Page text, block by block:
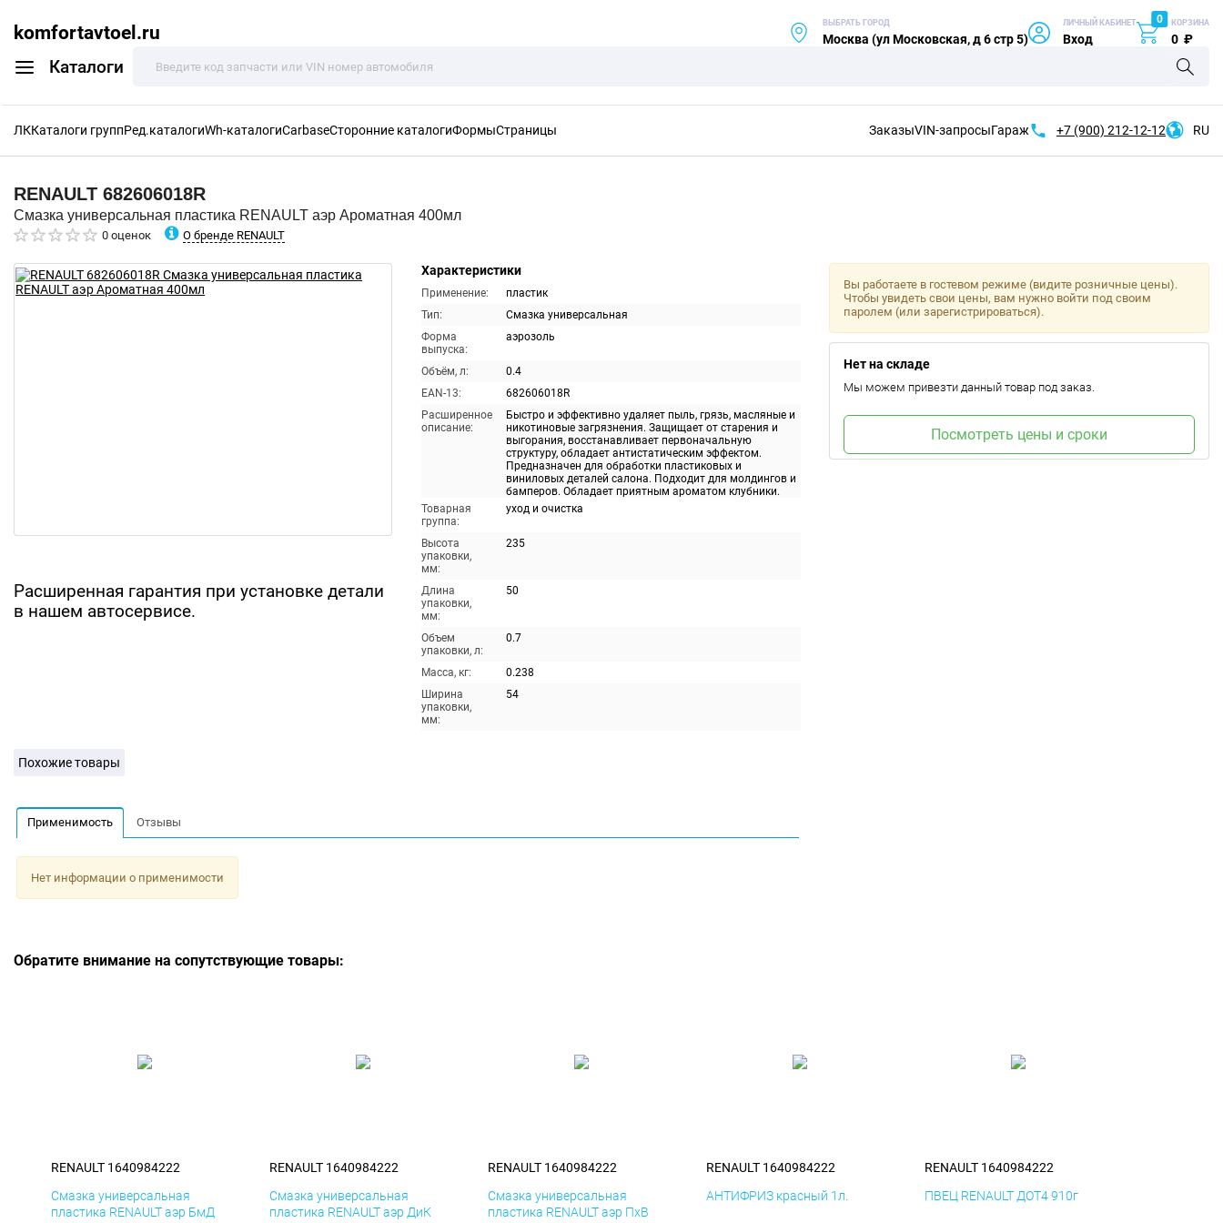
komfortavtoel.ru
Каталоги
ВЫБРАТЬ ГОРОД
Москва (ул Московская, д 6 стр 5)
ЛИЧНЫЙ КАБИНЕТ
Вход
0 КОРЗИНА
0 ₽
ЛККаталоги группРед.каталогиWh-каталогиCarbaseСторонние каталогиФормыСтраницы ЗаказыVIN-запросыГараж +7 (900) 212-12-12 RU
RENAULT 682606018R
Смазка универсальная пластика RENAULT аэр Ароматная 400мл
0 оценок О бренде RENAULT
Расширенная гарантия при установке детали
в нашем автосервисе.
Характеристики
Применение:
пластик
Тип:
Смазка универсальная
Форма
выпуска:
аэрозоль
Объём, л:
0.4
EAN-13:
682606018R
Расширенное
описание:
Быстро и эффективно удаляет пыль, грязь, масляные и
никотиновые загрязнения. Защищает от старения и
выгорания, восстанавливает первоначальную
структуру, обладает антистатическим эффектом.
Предназначен для обработки пластиковых и
виниловых деталей салона. Подходит для молдингов и
бамперов. Обладает приятным ароматом клубники.
Товарная
группа:
уход и очистка
Высота
упаковки,
мм:
235
Длина
упаковки,
мм:
50
Объем
упаковки, л:
0.7
Масса, кг:
0.238
Ширина
упаковки,
мм:
54
Вы работаете в гостевом режиме (видите розничные цены).
Чтобы увидеть свои цены, вам нужно войти под своим
паролем (или зарегистрироваться).
Нет на складе
Мы можем привезти данный товар под заказ.
Посмотреть цены и сроки
Похожие товары
Применимость Отзывы
Нет информации о применимости
Обратите внимание на сопутствующие товары:
RENAULT 1640984222
Смазка универсальная
пластика RENAULT аэр БмД
RENAULT 1640984222
Смазка универсальная
пластика RENAULT аэр ДиК
RENAULT 1640984222
Смазка универсальная
пластика RENAULT аэр ПхВ
RENAULT 1640984222
АНТИФРИЗ красный 1л.
RENAULT 1640984222
ПВЕЦ RENAULT ДОТ4 910г